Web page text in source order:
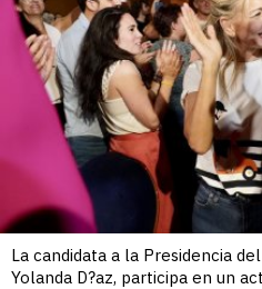
La candidata a la Presidencia
Yolanda D?az, participa en un